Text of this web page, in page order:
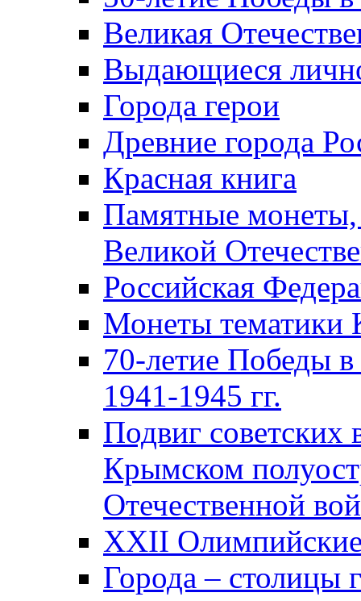
Великая
Выдающиеся
Города герои
Древние города
Красная книга
Памятные
Великой
Российская
Монеты тематики
70-летие Победы
1941-1945 гг.
Подвиг советских
Крымском
Отечественной
XXII
Города – столицы